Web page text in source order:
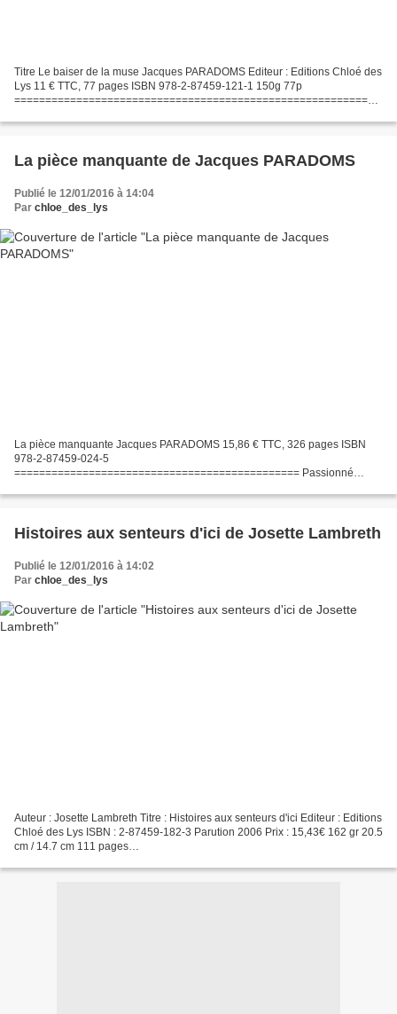
Titre Le baiser de la muse Jacques PARADOMS Editeur : Editions Chloé des
Lys 11 € TTC, 77 pages ISBN 978-2-87459-121-1 150g 77p
===========================================================
linguistique,...
La pièce manquante de Jacques PARADOMS
Publié le 12/01/2016 à 14:04
Par chloe_des_lys
La pièce manquante Jacques PARADOMS 15,86 € TTC, 326 pages ISBN
978-2-87459-024-5
============================================== Passionné
essaye dans tous les genres, de la...
Histoires aux senteurs d'ici de Josette Lambreth
Publié le 12/01/2016 à 14:02
Par chloe_des_lys
Auteur : Josette Lambreth Titre : Histoires aux senteurs d'ici Editeur : Editions
Chloé des Lys ISBN : 2-87459-182-3 Parution 2006 Prix : 15,43€ 162 gr 20.5
cm / 14.7 cm 111 pages
=== Biographie...